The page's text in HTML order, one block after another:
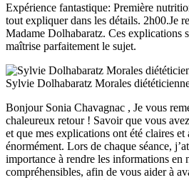
Expérience fantastique: Première
tout expliquer dans les détails. 2h00.Je
Madame Dolhabaratz. Ces explications
maîtrise parfaitement le sujet.
Sylvie Dolhabaratz Morales
Bonjour Sonia Chavagnac , Je vous
chaleureux retour ! Savoir que vous
et que mes explications ont été claires et
énormément. Lors de chaque séance,
importance à rendre les informations en
compréhensibles, afin de vous aider à